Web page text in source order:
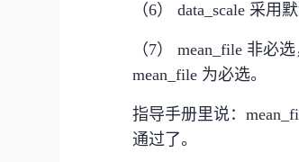
（6） data_scale 采用
（7） mean_file 非必
mean_file 为必选。
指导手册里说：
通过了。